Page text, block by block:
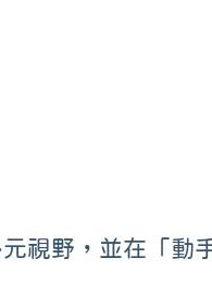
視野，並在「動